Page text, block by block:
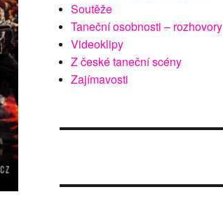
Soutěže
Taneční osobnosti – rozhovory
Videoklipy
Z české taneční scény
Zajímavosti